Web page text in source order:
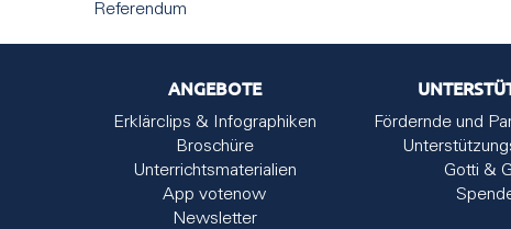
Referendum
ANGEBOTE
Erklärclips & Infographiken
Broschüre
Unterrichtsmaterialien
App votenow
Newsletter
Fördernde und
Gotti &